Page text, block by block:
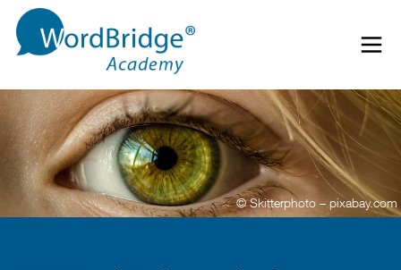
Direkt zum Inhalt springen
© Skitterphoto – pixabay.com